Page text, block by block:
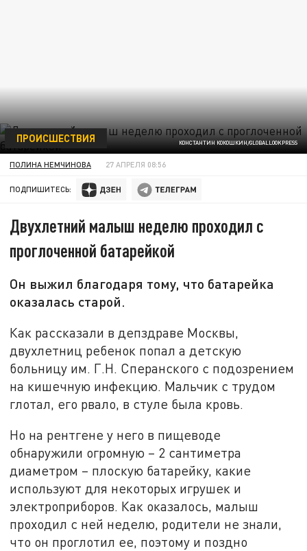
КОНСТАНТИН КОКОШКИН/GLOBALLOOKPRESS
ПРОИСШЕСТВИЯ
ПОЛИНА НЕМЧИНОВА 27 АПРЕЛЯ 08:56
ПОДПИШИТЕСЬ:
Двухлетний малыш неделю проходил с
проглоченной батарейкой
Он выжил благодаря тому, что батарейка
оказалась старой.
Как рассказали в депздраве Москвы,
двухлетниц ребенок попал а детскую
больницу им. Г.Н. Сперанского с подозрением
на кишечную инфекцию. Мальчик с трудом
глотал, его рвало, в стуле была кровь.
Но на рентгене у него в пищеводе
обнаружили огромную – 2 сантиметра
диаметром – плоскую батарейку, какие
используют для некоторых игрушек и
электроприборов. Как оказалось, малыш
проходил с ней неделю, родители не знали,
что он проглотил ее, поэтому и поздно